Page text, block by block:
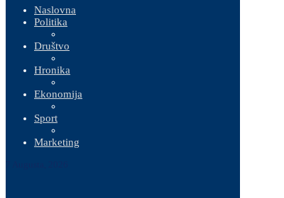
Naslovna
Politika
Društvo
Hronika
Ekonomija
Sport
Marketing